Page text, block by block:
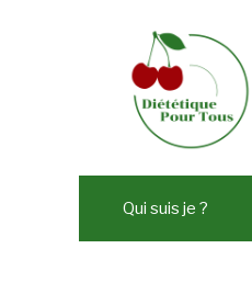
Qui suis je ?